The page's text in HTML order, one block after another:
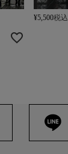
¥5,500税込